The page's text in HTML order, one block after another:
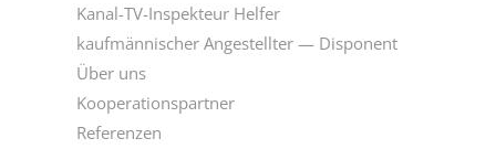
Kanal-TV-Inspekteur Helfer
kaufmännischer Angestellter — Disponent
Über uns
Kooperationspartner
Referenzen